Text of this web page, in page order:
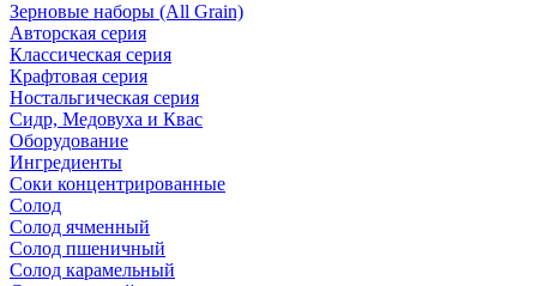
Зерновые наборы (All Grain)
Авторская серия
Классическая серия
Крафтовая серия
Ностальгическая серия
Сидр, Медовуха и Квас
Оборудование
Ингредиенты
Соки концентрированные
Солод
Солод ячменный
Солод пшеничный
Солод карамельный